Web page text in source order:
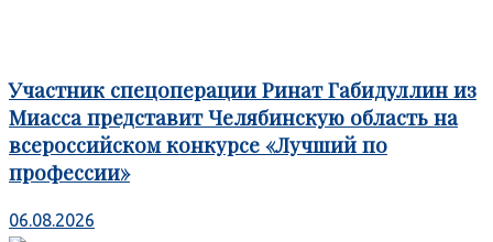
Участник спецоперации Ринат Габидуллин из
Миасса представит Челябинскую область на
всероссийском конкурсе «Лучший по
профессии»
06.08.2026